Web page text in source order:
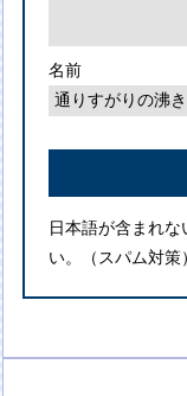
名前
日本語が含まれ
い。（スパム対策